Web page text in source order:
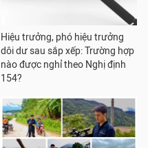
Hiệu trưởng, phó hiệu trưởng
dôi dư sau sắp xếp: Trường hợp
nào được nghỉ theo Nghị định
154?